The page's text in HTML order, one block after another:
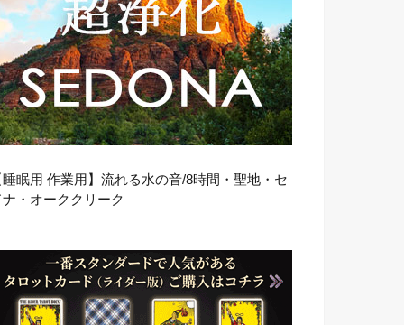
睡眠用 作業用】流れる水の音/8時間・聖地・セ
ナ・オーククリーク